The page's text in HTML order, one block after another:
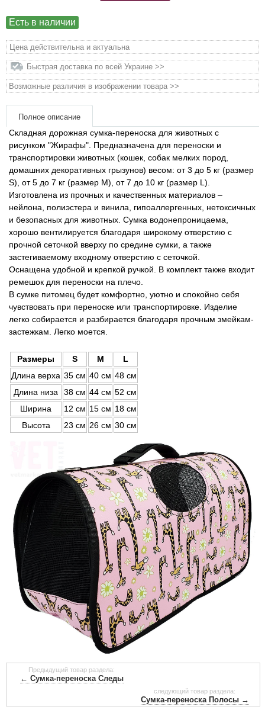
Есть в наличии
Цена действительна и актуальна
Быстрая доставка по всей Украине >>
Возможные различия в изображении товара >>
Полное описание
Складная дорожная сумка-переноска для животных с
рисунком "Жирафы". Предназначена для переноски и
транспортировки животных (кошек, собак мелких пород,
домашних декоративных грызунов) весом: от 3 до 5 кг (размер
S), от 5 до 7 кг (размер M), от 7 до 10 кг (размер L).
Изготовлена ​​из прочных и качественных материалов –
нейлона, полиэстера и винила, гипоаллергенных, нетоксичных
и безопасных для животных. Сумка водонепроницаема,
хорошо вентилируется благодаря широкому отверстию с
прочной сеточкой вверху по средине сумки, а также
застегиваемому входному отверстию с сеточкой.
Оснащена удобной и крепкой ручкой. В комплект также входит
ремешок для переноски на плечо.
В сумке питомец будет комфортно, уютно и спокойно себя
чувствовать при переноске или транспортировке. Изделие
легко собирается и разбирается благодаря прочным змейкам-
застежкам. Легко моется.
Размеры S M
L
Длина верха 35 см 40 см 48 см
Длина низа
38 см 44 см 52 см
Ширина
12 см 15 см 18 см
Высота
23 см 26 см 30 см
Предыдущий товар раздела:
← Сумка-переноска Следы
следующий товар раздела:
Сумка-переноска Полосы →
Товары для лошадей
Товары для людей
Хозряд - хозтовары оптом
Популярные зоотовары
Архив / Снято с производства